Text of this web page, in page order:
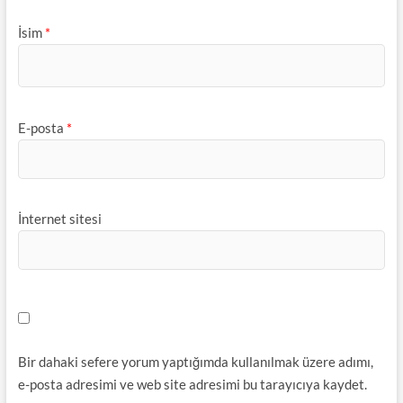
İsim *
E-posta *
İnternet sitesi
Bir dahaki sefere yorum yaptığımda kullanılmak üzere adımı,
e-posta adresimi ve web site adresimi bu tarayıcıya kaydet.